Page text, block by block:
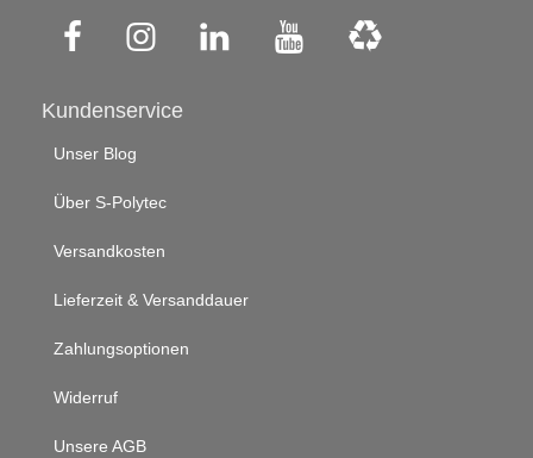
Kundenservice
Unser Blog
Über S-Polytec
Versandkosten
Lieferzeit & Versanddauer
Zahlungsoptionen
Widerruf
Unsere AGB